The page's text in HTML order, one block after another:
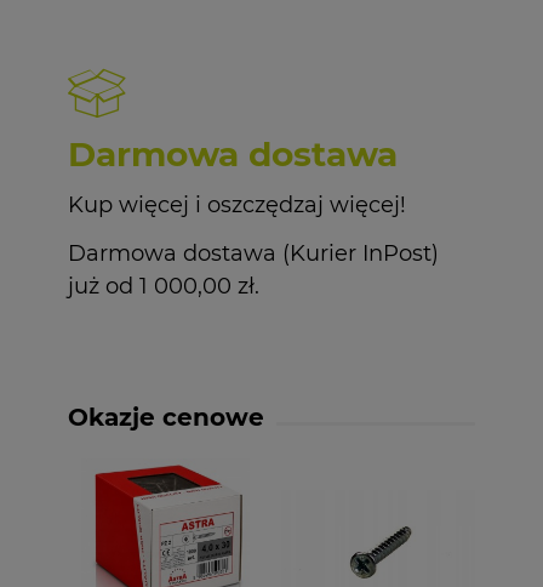
Darmowa dostawa
Kup więcej i oszczędzaj więcej!
Darmowa dostawa (Kurier InPost)
już od 1 000,00 zł.
Okazje cenowe